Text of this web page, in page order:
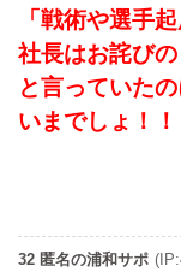
「戦術や選手
社長はお詫びの
と言っていた
いまでしょ！！
32 匿名の浦和サポ